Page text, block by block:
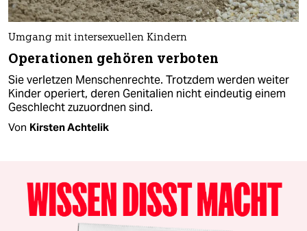
Umgang mit intersexuellen Kindern
Operationen gehören verboten
Sie verletzen Menschenrechte. Trotzdem werden weiter
Kinder operiert, deren Genitalien nicht eindeutig einem
Geschlecht zuzuordnen sind.
Von Kirsten Achtelik